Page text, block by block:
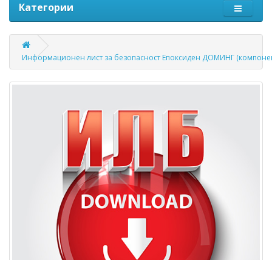
Категории
Информационен лист за безопасност Епоксиден ДОМИНГ